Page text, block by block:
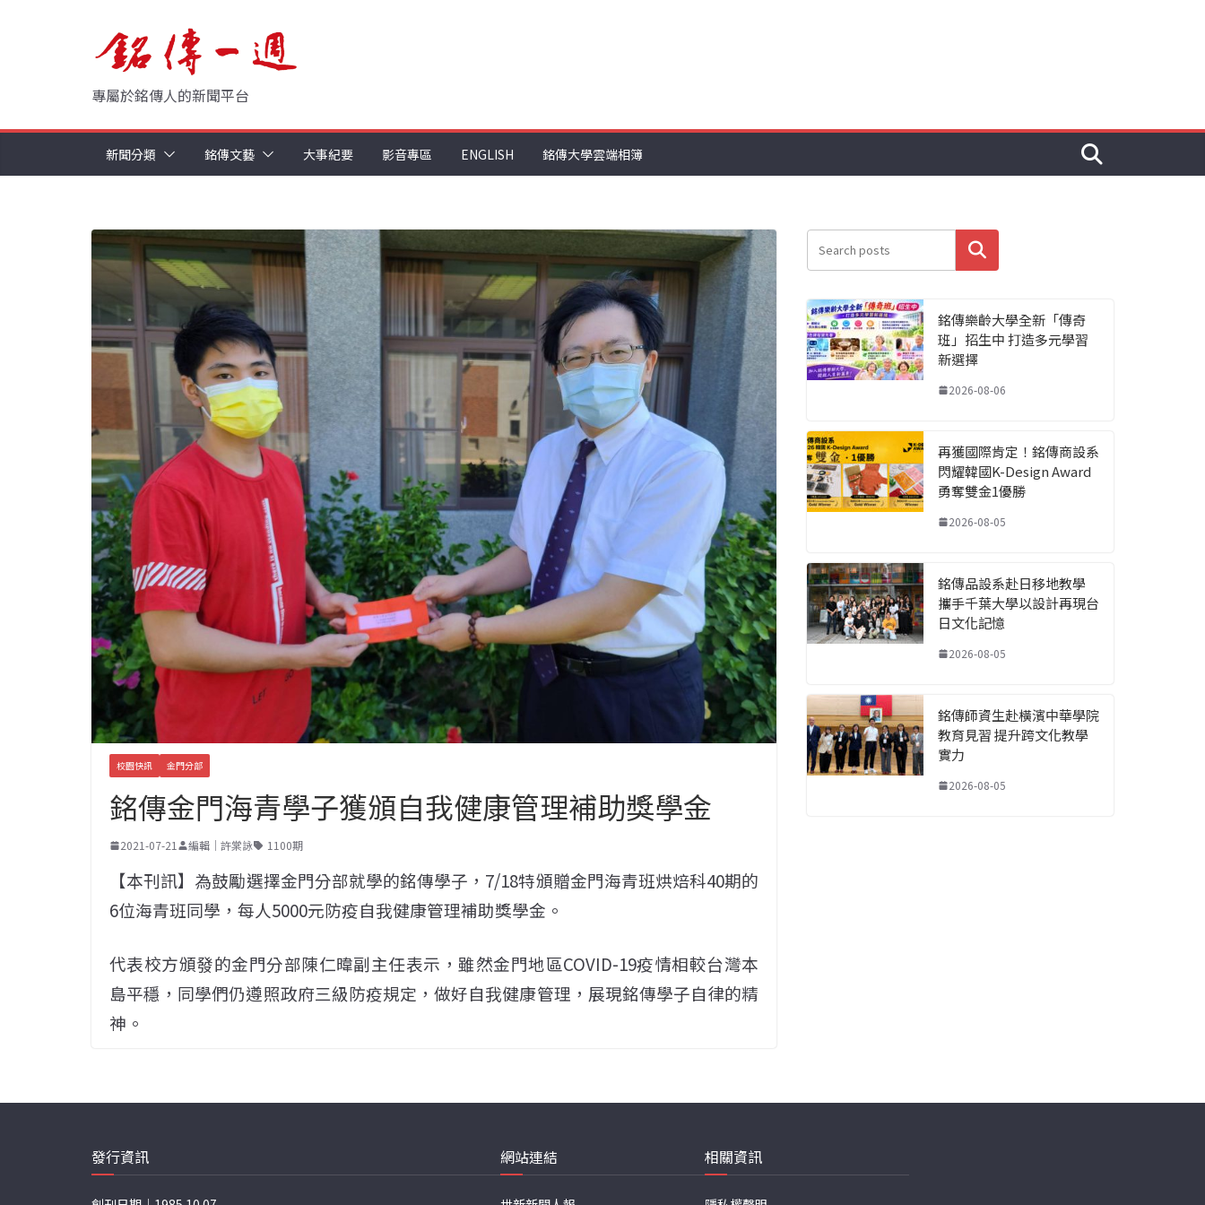
專屬於銘傳人的新聞平台
新聞分類 銘傳文藝 大事紀要 影音專區 ENGLISH 銘傳大學雲端相簿
校園快訊 金門分部
銘傳金門海青學子獲頒自我健康管理補助獎學金
2021-07-21 編輯｜許棠詠 1100期
【本刊訊】為鼓勵選擇金門分部就學的銘傳學子，7/18特頒贈金門海青班烘焙科40期的
6位海青班同學，每人5000元防疫自我健康管理補助獎學金。
代表校方頒發的金門分部陳仁暐副主任表示，雖然金門地區COVID-19疫情相較台灣本
島平穩，同學們仍遵照政府三級防疫規定，做好自我健康管理，展現銘傳學子自律的精
神。
搜尋
銘傳樂齡大學全新「傳奇
班」招生中 打造多元學習
新選擇
2026-08-06
再獲國際肯定！銘傳商設系
閃耀韓國K-Design Award
勇奪雙金1優勝
2026-08-05
銘傳品設系赴日移地教學
攜手千葉大學以設計再現台
日文化記憶
2026-08-05
銘傳師資生赴橫濱中華學院
教育見習 提升跨文化教學
實力
2026-08-05
發行資訊 網站連結 相關資訊